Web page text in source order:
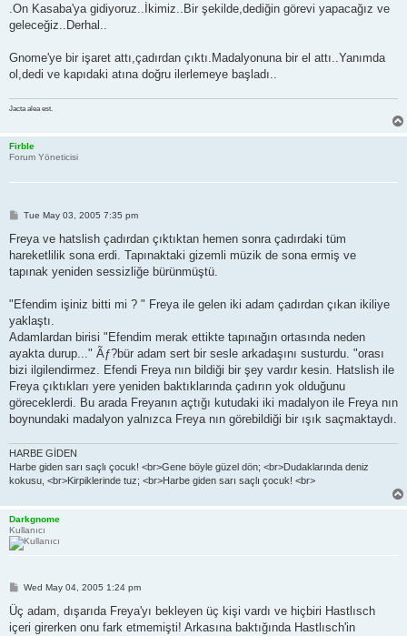
.On Kasaba'ya gidiyoruz..İkimiz..Bir şekilde,dediğin görevi yapacağız ve
geleceğiz..Derhal..
Gnome'ye bir işaret attı,çadırdan çıktı.Madalyonuna bir el attı..Yanımda
ol,dedi ve kapıdaki atına doğru ilerlemeye başladı..
Jacta alea est.
Firble
Forum Yöneticisi
P
s
Tue May 03, 2005 7:35 pm
Freya ve hatslish çadırdan çıktıktan hemen sonra çadırdaki tüm
hareketlilik sona erdi. Tapınaktaki gizemli müzik de sona ermiş ve
tapınak yeniden sessizliğe bürünmüştü.
"Efendim işiniz bitti mi ? " Freya ile gelen iki adam çadırdan çıkan ikiliye
yaklaştı.
Adamlardan birisi "Efendim merak ettikte tapınağın ortasında neden
ayakta durup..." Ãƒ?bür adam sert bir sesle arkadaşını susturdu. "orası
bizi ilgilendirmez. Efendi Freya nın bildiği bir şey vardır kesin. Hatslish ile
Freya çıktıkları yere yeniden baktıklarında çadırın yok olduğunu
göreceklerdi. Bu arada Freyanın açtığı kutudaki iki madalyon ile Freya nın
boynundaki madalyon yalnızca Freya nın görebildiği bir ışık saçmaktaydı.
HARBE GİDEN
Harbe giden sarı saçlı çocuk! <br>Gene böyle güzel dön; <br>Dudaklarında deniz
kokusu, <br>Kirpiklerinde tuz; <br>Harbe giden sarı saçlı çocuk! <br>
Darkgnome
Kullanıcı
P
s
t
Wed May 04, 2005 1:24 pm
Üç adam, dışarıda Freya'yı bekleyen üç kişi vardı ve hiçbiri Hastlısch
içeri girerken onu fark etmemişti! Arkasına baktığında Hastlısch'in